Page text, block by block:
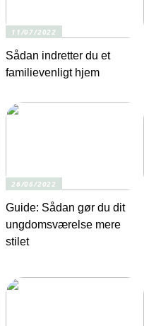
11/07/2022
Sådan indretter du et
familievenligt hjem
26/06/2022
Guide: Sådan gør du dit
ungdomsværelse mere
stilet